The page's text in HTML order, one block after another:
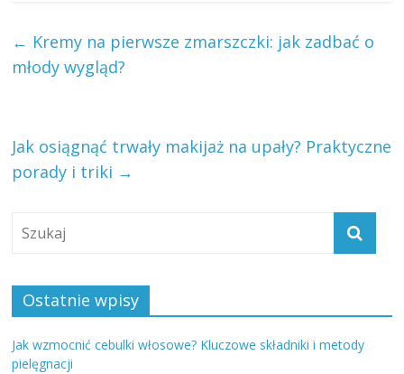
← Kremy na pierwsze zmarszczki: jak zadbać o
młody wygląd?
Jak osiągnąć trwały makijaż na upały? Praktyczne
porady i triki →
Ostatnie wpisy
Jak wzmocnić cebulki włosowe? Kluczowe składniki i metody
pielęgnacji